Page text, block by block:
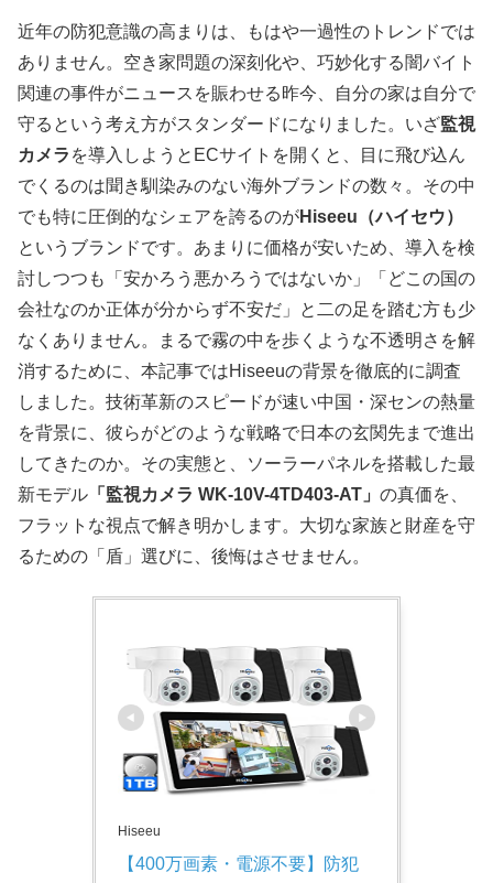
近年の防犯意識の高まりは、もはや一過性のトレンドでは
ありません。空き家問題の深刻化や、巧妙化する闇バイト
関連の事件がニュースを賑わせる昨今、自分の家は自分で
守るという考え方がスタンダードになりました。いざ監視
カメラ を導入しようとECサイトを開くと、目に飛び込ん
でくるのは聞き馴染みのない海外ブランドの数々。その中
でも特に圧倒的なシェアを誇るのがHiseeu（ハイセウ）
というブランドです。あまりに価格が安いため、導入を検
討しつつも「安かろう悪かろうではないか」「どこの国の
会社なのか正体が分からず不安だ」と二の足を踏む方も少
なくありません。まるで霧の中を歩くような不透明さを解
消するために、本記事ではHiseeuの背景を徹底的に調査
しました。技術革新のスピードが速い中国・深センの熱量
を背景に、彼らがどのような戦略で日本の玄関先まで進出
してきたのか。その実態と、ソーラーパネルを搭載した最
新モデル 「監視カメラ WK-10V-4TD403-AT」 の真価を、
フラットな視点で解き明かします。大切な家族と財産を守
るための「盾」選びに、後悔はさせません。
Hiseeu
【400万画素・電源不要】防犯